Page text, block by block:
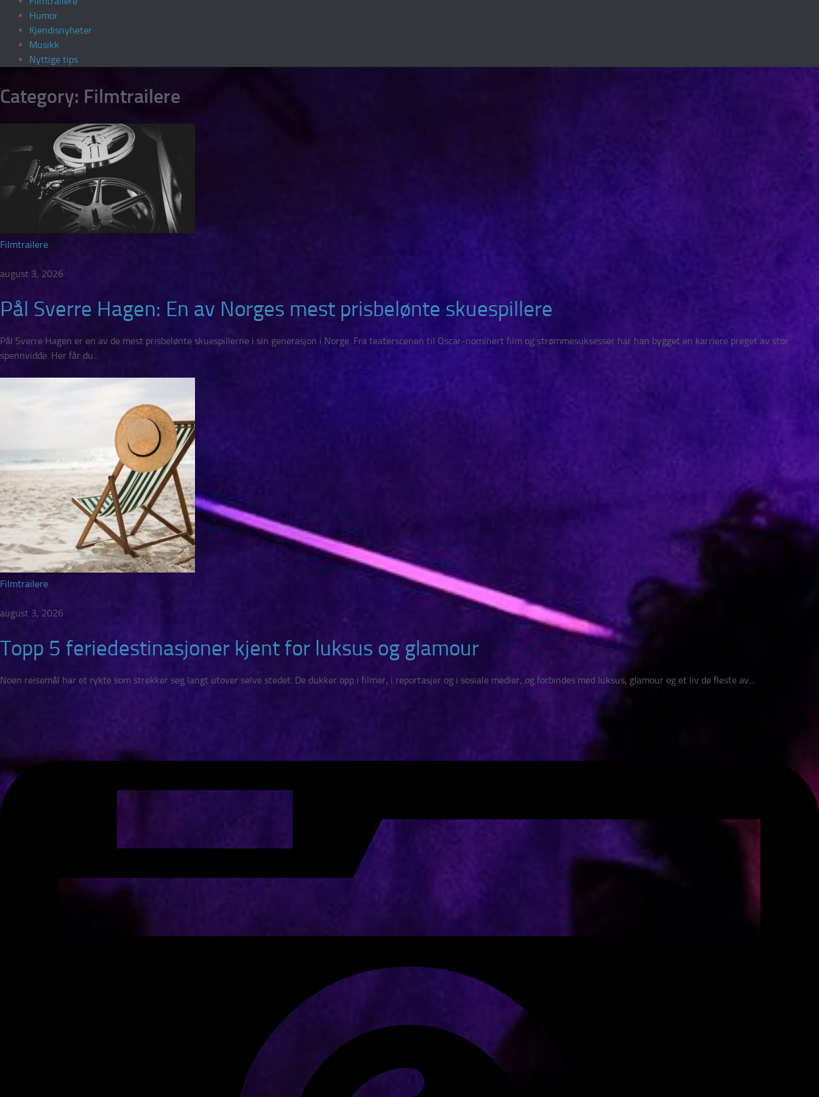
Humor
Kjendisnyheter
Musikk
Nyttige tips
Category: Filmtrailere
Filmtrailere
august 3, 2026
Pål Sverre Hagen: En av Norges mest prisbelønte skuespillere
Pål Sverre Hagen er en av de mest prisbelønte skuespillerne i sin generasjon i Norge. Fra teaterscenen til Oscar-nominert film og strømmesuksesser har han bygget en karriere preget av stor
spennvidde. Her får du...
Filmtrailere
august 3, 2026
Topp 5 feriedestinasjoner kjent for luksus og glamour
Noen reisemål har et rykte som strekker seg langt utover selve stedet. De dukker opp i filmer, i reportasjer og i sosiale medier, og forbindes med luksus, glamour og et liv de fleste av...